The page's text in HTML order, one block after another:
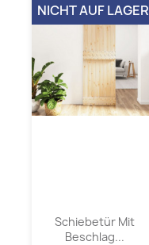
Schiebetür Mit
Beschlag...
NICHT AUF LAGER